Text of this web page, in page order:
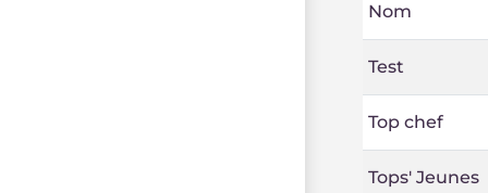
Nom
Test
Top chef
Tops' Jeunes